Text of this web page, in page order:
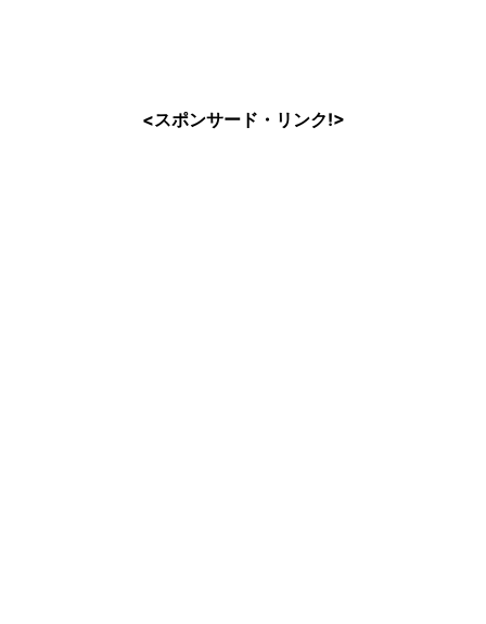
<スポンサード・リンク!>